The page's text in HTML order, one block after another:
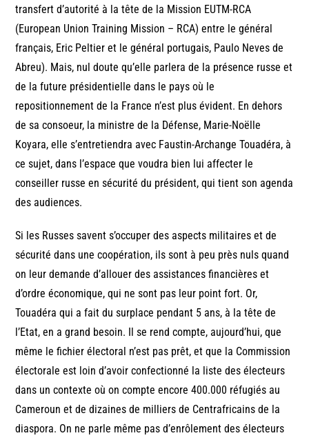
transfert d’autorité à la tête de la Mission EUTM-RCA
(European Union Training Mission – RCA) entre le général
français, Eric Peltier et le général portugais, Paulo Neves de
Abreu). Mais, nul doute qu’elle parlera de la présence russe et
de la future présidentielle dans le pays où le
repositionnement de la France n’est plus évident. En dehors
de sa consoeur, la ministre de la Défense, Marie-Noëlle
Koyara, elle s’entretiendra avec Faustin-Archange Touadéra, à
ce sujet, dans l’espace que voudra bien lui affecter le
conseiller russe en sécurité du président, qui tient son agenda
des audiences.
Si les Russes savent s’occuper des aspects militaires et de
sécurité dans une coopération, ils sont à peu près nuls quand
on leur demande d’allouer des assistances financières et
d’ordre économique, qui ne sont pas leur point fort. Or,
Touadéra qui a fait du surplace pendant 5 ans, à la tête de
l’Etat, en a grand besoin. Il se rend compte, aujourd’hui, que
même le fichier électoral n’est pas prêt, et que la Commission
électorale est loin d’avoir confectionné la liste des électeurs
dans un contexte où on compte encore 400.000 réfugiés au
Cameroun et de dizaines de milliers de Centrafricains de la
diaspora. On ne parle même pas d’enrôlement des électeurs